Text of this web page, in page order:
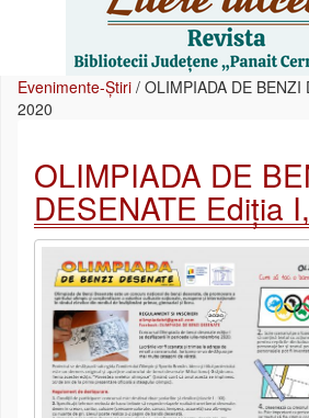
Evenimente-Știri / OLIMPIADA DE BENZI
2020
OLIMPIADA DE
DESENATE Ediția